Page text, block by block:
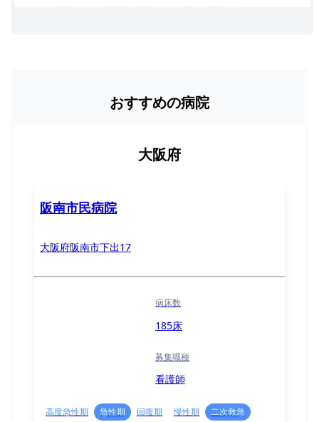
おすすめの病院
大阪府
阪南市民病院
大阪府阪南市下出17
病床数
185床
募集職種
看護師
高度急性期 急性期 回復期 慢性期
二次救急